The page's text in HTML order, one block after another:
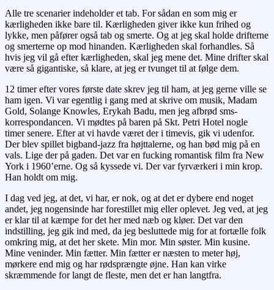
Alle tre scenarier indeholder et tab. For sådan en som mig er
kærligheden ikke bare til. Kærligheden giver ikke kun frihed og
lykke, men påfører også tab og smerte. Og at jeg skal holde drifterne
og smerterne op mod hinanden. Kærligheden skal forhandles. Så
hvis jeg vil gå efter kærligheden, skal jeg mene det. Mine drifter skal
være så gigantiske, så klare, at jeg er tvunget til at følge dem.
12 timer efter vores første date skrev jeg til ham, at jeg gerne ville se
ham igen. Vi var egentlig i gang med at skrive om musik, Madam
Gold, Solange Knowles, Erykah Badu, men jeg afbrød sms-
korrespondancen. Vi mødtes på baren på Skt. Petri Hotel nogle
timer senere. Efter at vi havde været der i timevis, gik vi udenfor.
Der blev spillet bigband-jazz fra højttalerne, og han bød mig på en
vals. Lige der på gaden. Det var en fucking romantisk film fra New
York i 1960’erne. Og så kyssede vi. Der var fyrværkeri i min krop.
Han holdt om mig.
I dag ved jeg, at det, vi har, er nok, og at det er dybere end noget
andet, jeg nogensinde har forestillet mig eller oplevet. Jeg ved, at jeg
er klar til at kæmpe for det her med næb og kløer. Det var den
indstilling, jeg gik ind med, da jeg besluttede mig for at fortælle folk
omkring mig, at det her skete. Min mor. Min søster. Min kusine.
Mine veninder. Min fætter. Min fætter er næsten to meter høj,
mørkere end mig og har rødsprængte øjne. Han kan virke
skræmmende for langt de fleste, men det er han langtfra.